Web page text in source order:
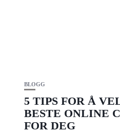
BLOGG
5 TIPS FOR Å
BESTE ONLINE
FOR DEG